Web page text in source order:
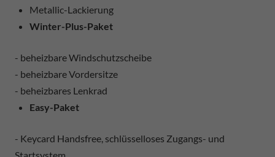
Metallic-Lackierung
Winter-Plus-Paket
- beheizbare Windschutzscheibe
- beheizbare Vordersitze
- beheizbares Lenkrad
Easy-Paket
- Keycard Handsfree, schlüsselloses Zugangs- und
Startsystem